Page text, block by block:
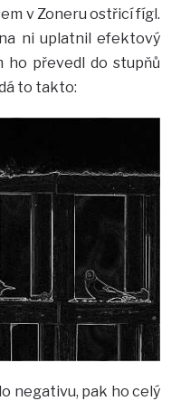
v Zoneru ostřicí fígl.
ni uplatnil efektový
ho převedl do stupňů
to takto:
negativu, pak ho celý